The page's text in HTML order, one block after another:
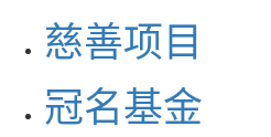
慈善项目
冠名基金